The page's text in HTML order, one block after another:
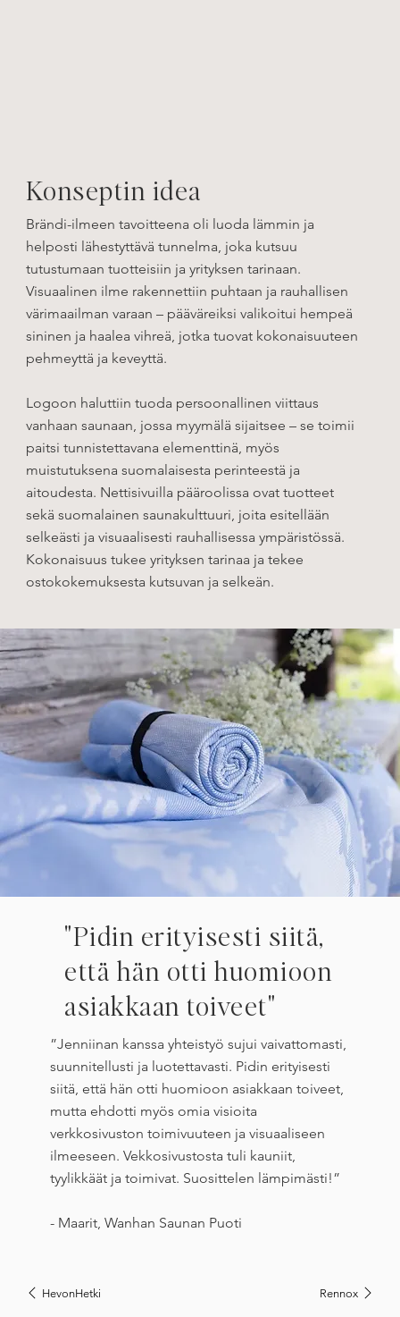
Konseptin idea
Brändi-ilmeen tavoitteena oli luoda lämmin ja
helposti lähestyttävä tunnelma, joka kutsuu
tutustumaan tuotteisiin ja yrityksen tarinaan.
Visuaalinen ilme rakennettiin puhtaan ja rauhallisen
värimaailman varaan – pääväreiksi valikoitui hempeä
sininen ja haalea vihreä, jotka tuovat kokonaisuuteen
pehmeyttä ja keveyttä.
Logoon haluttiin tuoda persoonallinen viittaus
vanhaan saunaan, jossa myymälä sijaitsee – se toimii
paitsi tunnistettavana elementtinä, myös
muistutuksena suomalaisesta perinteestä ja
aitoudesta. Nettisivuilla pääroolissa ovat tuotteet
sekä suomalainen saunakulttuuri, joita esitellään
selkeästi ja visuaalisesti rauhallisessa ympäristössä.
Kokonaisuus tukee yrityksen tarinaa ja tekee
ostokokemuksesta kutsuvan ja selkeän.
"Pidin erityisesti siitä,
että hän otti huomioon
asiakkaan toiveet"
”Jenniinan kanssa yhteistyö sujui vaivattomasti,
suunnitellusti ja luotettavasti. Pidin erityisesti
siitä, että hän otti huomioon asiakkaan toiveet,
mutta ehdotti myös omia visioita
verkkosivuston toimivuuteen ja visuaaliseen
ilmeeseen. Vekkosivustosta tuli kauniit,
tyylikkäät ja toimivat. Suosittelen lämpimästi!”
- Maarit, Wanhan Saunan Puoti
HevonHetki Rennox